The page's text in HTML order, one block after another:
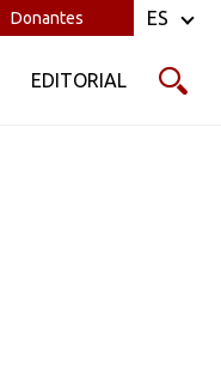
Donantes
EDITORIAL
ES